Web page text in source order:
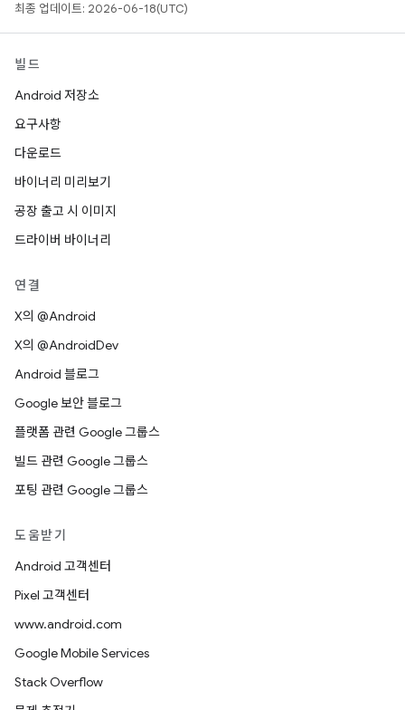
최종 업데이트: 2026-06-18(UTC)
빌드
Android 저장소
요구사항
다운로드
바이너리 미리보기
공장 출고 시 이미지
드라이버 바이너리
연결
X의 @Android
X의 @AndroidDev
Android 블로그
Google 보안 블로그
플랫폼 관련 Google 그룹스
빌드 관련 Google 그룹스
포팅 관련 Google 그룹스
도움받기
Android 고객센터
Pixel 고객센터
www.android.com
Google Mobile Services
Stack Overflow